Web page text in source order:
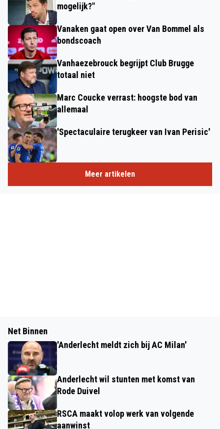
mogelijk?"
Vanaken gaat open over Van Bommel als
bondscoach
Vanhaezebrouck begrijpt Club Brugge
totaal niet
Marc Coucke verrast: hoogste bod van
allemaal
'Spectaculaire terugkeer van Ivan Perisic'
Meer artikelen
Net Binnen
'Anderlecht meldt zich bij AC Milan'
Anderlecht wil stunten met komst van
Rode Duivel
RSCA maakt volop werk van volgende
aanwinst